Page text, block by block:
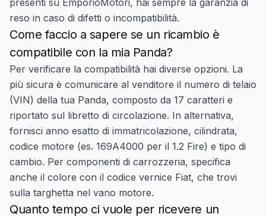
presenti su EmporioMotori, hai sempre la garanzia di
reso in caso di difetti o incompatibilità.
Come faccio a sapere se un ricambio è
compatibile con la mia Panda?
Per verificare la compatibilità hai diverse opzioni. La
più sicura è comunicare al venditore il numero di telaio
(VIN) della tua Panda, composto da 17 caratteri e
riportato sul libretto di circolazione. In alternativa,
fornisci anno esatto di immatricolazione, cilindrata,
codice motore (es. 169A4000 per il 1.2 Fire) e tipo di
cambio. Per componenti di carrozzeria, specifica
anche il colore con il codice vernice Fiat, che trovi
sulla targhetta nel vano motore.
Quanto tempo ci vuole per ricevere un